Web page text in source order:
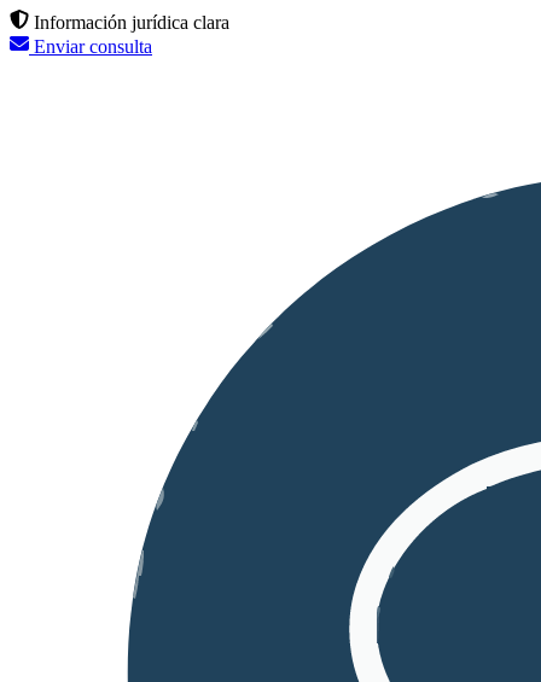
Información jurídica clara
Enviar consulta